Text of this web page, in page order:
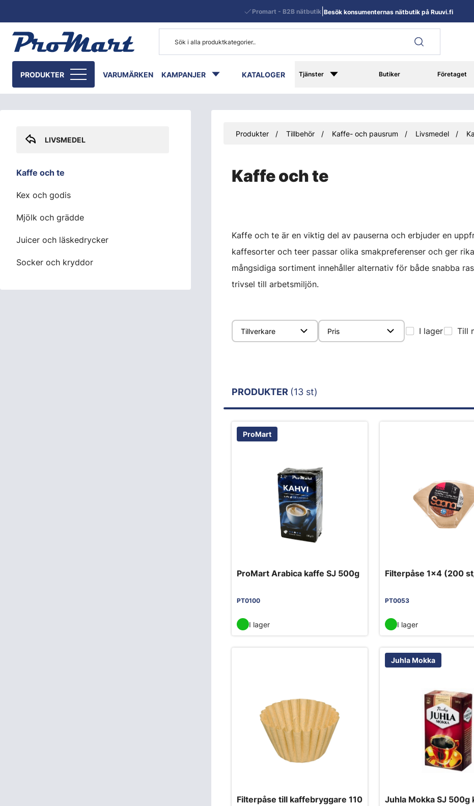
PRODUKTER VARUMÄRKEN KAMPANJER KATALOGER Tjänster Butiker Företaget
Promart - B2B nätbutik Besök konsumenternas nätbutik på Ruuvi.fi
Produkter Tillbehör Kaffe- och pausrum Livsmedel
Kaffe och te
Kaffe och te är en viktig del av pauserna och erbjuder en
kaffesorter och teer passar olika smakpreferenser och ger
mångsidiga sortiment innehåller alternativ för både snabba
trivsel till arbetsmiljön.
Tillverkare Pris I lager Till
PRODUKTER (13 st)
ProMart
ProMart Arabica kaffe SJ 500g
PT0100
I lager
Filterpåse 1x4 (200
PT0053
I lager
Filterpåse till kaffebryggare 110
Juhla Mokka
Juhla Mokka SJ 500g
LIVSMEDEL
Kaffe och te
Kex och godis
Mjölk och grädde
Juicer och läskedrycker
Socker och kryddor